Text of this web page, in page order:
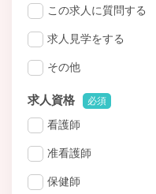
この求人に質問する
求人見学をする
その他
求人資格 必須
看護師
准看護師
保健師